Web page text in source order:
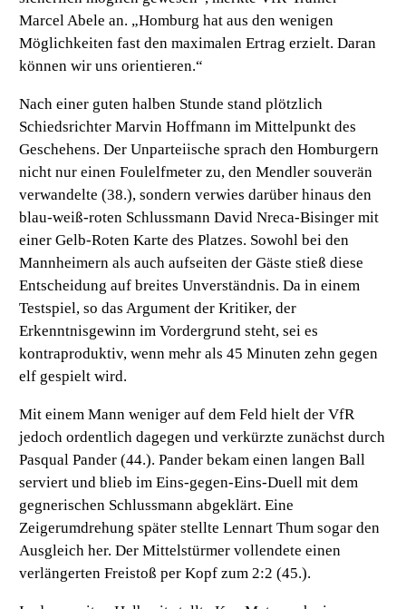
Marcel Abele an. „Homburg hat aus den wenigen
Möglichkeiten fast den maximalen Ertrag erzielt. Daran
können wir uns orientieren.“
Nach einer guten halben Stunde stand plötzlich
Schiedsrichter Marvin Hoffmann im Mittelpunkt des
Geschehens. Der Unparteiische sprach den Homburgern
nicht nur einen Foulelfmeter zu, den Mendler souverän
verwandelte (38.), sondern verwies darüber hinaus den
blau-weiß-roten Schlussmann David Nreca-Bisinger mit
einer Gelb-Roten Karte des Platzes. Sowohl bei den
Mannheimern als auch aufseiten der Gäste stieß diese
Entscheidung auf breites Unverständnis. Da in einem
Testspiel, so das Argument der Kritiker, der
Erkenntnisgewinn im Vordergrund steht, sei es
kontraproduktiv, wenn mehr als 45 Minuten zehn gegen
elf gespielt wird.
Mit einem Mann weniger auf dem Feld hielt der VfR
jedoch ordentlich dagegen und verkürzte zunächst durch
Pasqual Pander (44.). Pander bekam einen langen Ball
serviert und blieb im Eins-gegen-Eins-Duell mit dem
gegnerischen Schlussmann abgeklärt. Eine
Zeigerumdrehung später stellte Lennart Thum sogar den
Ausgleich her. Der Mittelstürmer vollendete einen
verlängerten Freistoß per Kopf zum 2:2 (45.).